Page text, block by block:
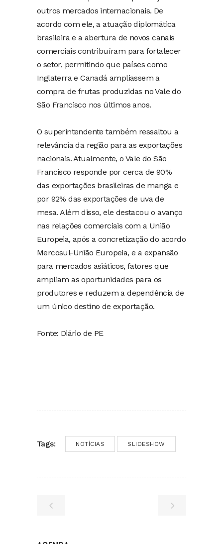
outros mercados internacionais. De
acordo com ele, a atuação diplomática
brasileira e a abertura de novos canais
comerciais contribuíram para fortalecer
o setor, permitindo que países como
Inglaterra e Canadá ampliassem a
compra de frutas produzidas no Vale do
São Francisco nos últimos anos.
O superintendente também ressaltou a
relevância da região para as exportações
nacionais. Atualmente, o Vale do São
Francisco responde por cerca de 90%
das exportações brasileiras de manga e
por 92% das exportações de uva de
mesa. Além disso, ele destacou o avanço
nas relações comerciais com a União
Europeia, após a concretização do acordo
Mercosul-União Europeia, e a expansão
para mercados asiáticos, fatores que
ampliam as oportunidades para os
produtores e reduzem a dependência de
um único destino de exportação.
Fonte: Diário de PE
Tags: NOTÍCIAS SLIDESHOW